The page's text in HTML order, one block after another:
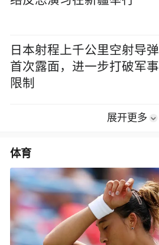
日本射程上千公里空射导弹
首次露面，进一步打破军事
限制
展开更多
体育